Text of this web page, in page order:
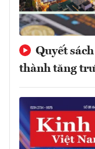
Quyết
thành tăng